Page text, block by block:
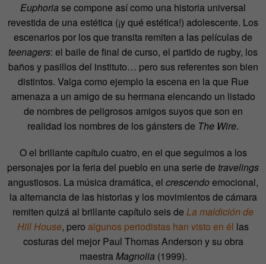
Euphoria se compone así como una historia universal
revestida de una estética (¡y qué estética!) adolescente. Los
escenarios por los que transita remiten a las películas de
teenagers: el baile de final de curso, el partido de rugby, los
baños y pasillos del instituto… pero sus referentes son bien
distintos. Valga como ejemplo la escena en la que Rue
amenaza a un amigo de su hermana elencando un listado
de nombres de peligrosos amigos suyos que son en
realidad los nombres de los gánsters de The Wire.
O el brillante capítulo cuatro, en el que seguimos a los
personajes por la feria del pueblo en una serie de travelings
angustiosos. La música dramática, el crescendoemocional,
la alternancia de las historias y los movimientos de cámara
remiten quizá al brillante capítulo seis de La maldición de
Hill House, pero algunos periodistas han visto en él las
costuras del mejor Paul Thomas Anderson y su obra
maestraMagnolia (1999).